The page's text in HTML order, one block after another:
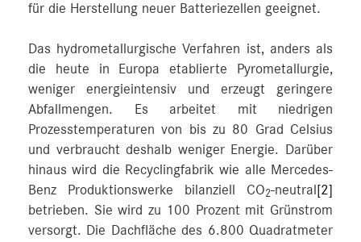
für die Herstellung neuer Batteriezellen geeignet.
Das hydrometallurgische Verfahren ist, anders als
die heute in Europa etablierte Pyrometallurgie,
weniger energieintensiv und erzeugt geringere
Abfallmengen. Es arbeitet mit niedrigen
Prozesstemperaturen von bis zu 80 Grad Celsius
und verbraucht deshalb weniger Energie. Darüber
hinaus wird die Recyclingfabrik wie alle Mercedes-
Benz Produktionswerke bilanziell CO2-neutral [2]
betrieben. Sie wird zu 100 Prozent mit Grünstrom
versorgt. Die Dachfläche des 6.800 Quadratmeter